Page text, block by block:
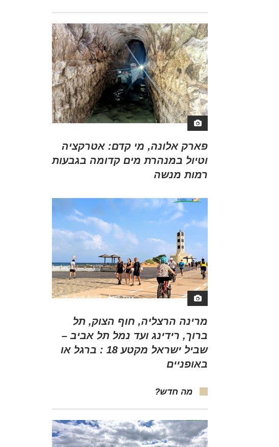
פארק אלונה, מי קדם: אטרקציה
וטיול במנהרת מים קדומה בגבעות
רמות מנשה
מרינה הרצליה, חוף הצוק, תל
ברוך, רידינג ועד נמל תל אביב –
שביל ישראל מקטע 18 : ברגל או
באופניים
מה חדש?